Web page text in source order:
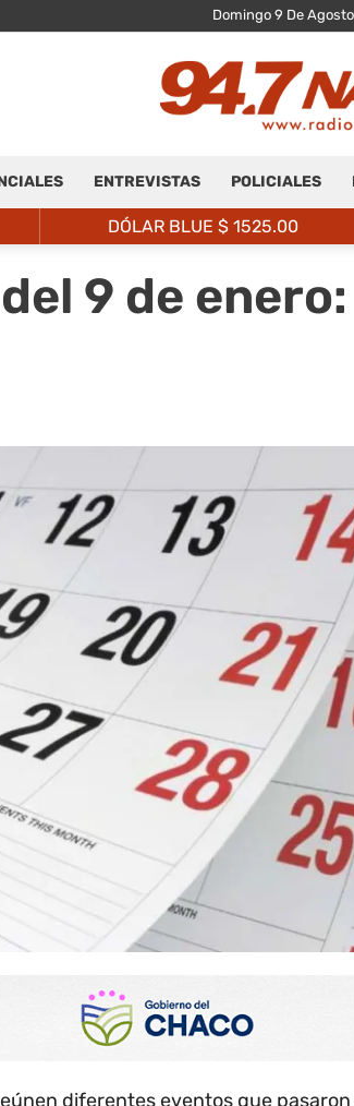
Domingo 9 De
ENTREVISTAS POLICIALES
DÓLAR BLUE $ 1525.00
9 de
diferentes eventos que